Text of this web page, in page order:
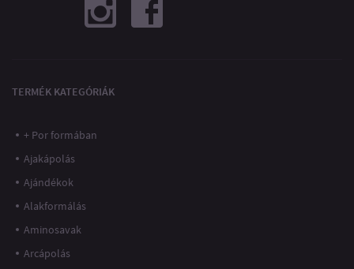
TERMÉK KATEGÓRIÁK
+ Por formában
Ajakápolás
Ajándékok
Alakformálás
Aminosavak
Arcápolás